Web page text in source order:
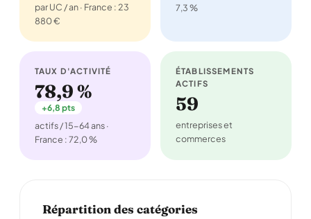
par UC / an · France : 23
880 €
7,3 %
TAUX D'ACTIVITÉ
78,9 %
+6,8 pts
actifs / 15-64 ans ·
France : 72,0 %
ÉTABLISSEMENTS
ACTIFS
59
entreprises et
commerces
Répartition des catégories